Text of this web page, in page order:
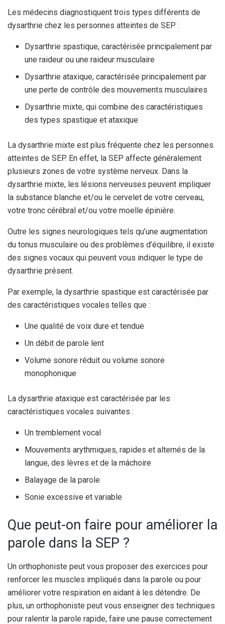
Les médecins diagnostiquent trois types différents de
dysarthrie chez les personnes atteintes de SEP :
Dysarthrie spastique, caractérisée principalement par
une raideur ou une raideur musculaire
Dysarthrie ataxique, caractérisée principalement par
une perte de contrôle des mouvements musculaires
Dysarthrie mixte, qui combine des caractéristiques
des types spastique et ataxique
La dysarthrie mixte est plus fréquente chez les personnes
atteintes de SEP. En effet, la SEP affecte généralement
plusieurs zones de votre système nerveux. Dans la
dysarthrie mixte, les lésions nerveuses peuvent impliquer
la substance blanche et/ou le cervelet de votre cerveau,
votre tronc cérébral et/ou votre moelle épinière.
Outre les signes neurologiques tels qu’une augmentation
du tonus musculaire ou des problèmes d’équilibre, il existe
des signes vocaux qui peuvent vous indiquer le type de
dysarthrie présent.
Par exemple, la dysarthrie spastique est caractérisée par
des caractéristiques vocales telles que :
Une qualité de voix dure et tendue
Un débit de parole lent
Volume sonore réduit ou volume sonore
monophonique
La dysarthrie ataxique est caractérisée par les
caractéristiques vocales suivantes :
Un tremblement vocal
Mouvements arythmiques, rapides et alternés de la
langue, des lèvres et de la mâchoire
Balayage de la parole
Sonie excessive et variable
Que peut-on faire pour améliorer la
parole dans la SEP ?
Un orthophoniste peut vous proposer des exercices pour
renforcer les muscles impliqués dans la parole ou pour
améliorer votre respiration en aidant à les détendre. De
plus, un orthophoniste peut vous enseigner des techniques
pour ralentir la parole rapide, faire une pause correctement